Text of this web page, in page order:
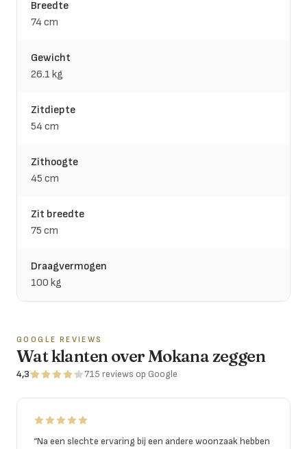
Breedte
74 cm
Gewicht
26.1 kg
Zitdiepte
54 cm
Zithoogte
45 cm
Zit breedte
75 cm
Draagvermogen
100 kg
GOOGLE REVIEWS
Wat klanten over Mokana zeggen
4,3 715 reviews op Google
“Na een slechte ervaring bij een andere woonzaak hebben